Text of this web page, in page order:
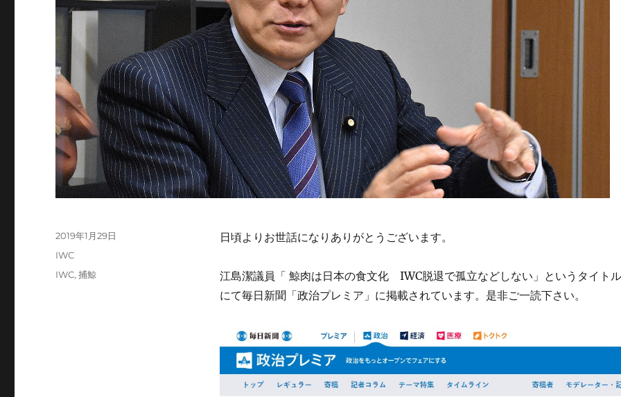
日頃よりお世話になりありがとうございます。
江島潔議員「 鯨肉は日本の食文化 IWC脱退で孤立などしない」というタイトル
にて毎日新聞「政治プレミア」に掲載されています。是非ご一読下さい。
投
2019年1月29日
カ
IWC
タ
IWC,捕鯨